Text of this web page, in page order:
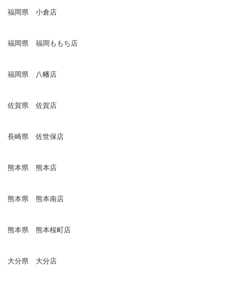
福岡県 小倉店
福岡県 福岡ももち店
福岡県 八幡店
佐賀県 佐賀店
長崎県 佐世保店
熊本県 熊本店
熊本県 熊本南店
熊本県 熊本桜町店
大分県 大分店